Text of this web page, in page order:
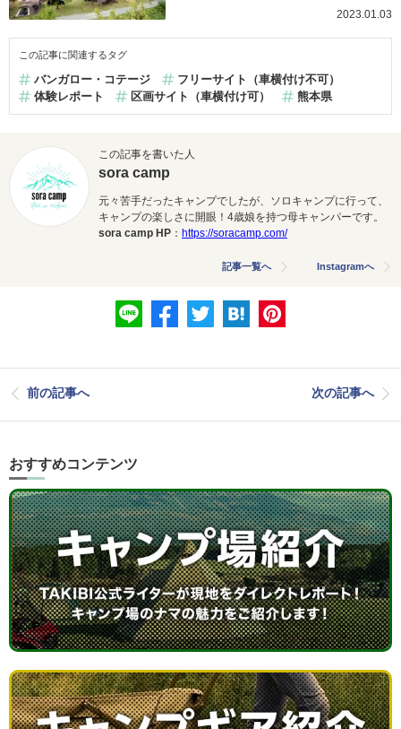
2023.01.03
この記事に関連するタグ
バンガロー・コテージ
フリーサイト（車横付け不可）
体験レポート
区画サイト（車横付け可） 熊本県
この記事を書いた人
sora camp
元々苦手だったキャンプでしたが、ソロキャンプに行って、
キャンプの楽しさに開眼！4歳娘を持つ母キャンパーです。
sora camp HP ： https://soracamp.com/
記事一覧へ Instagramへ
前の記事へ 次の記事へ
おすすめコンテンツ